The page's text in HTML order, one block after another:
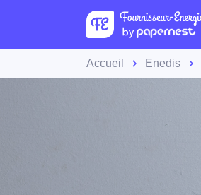
Accueil Enedis